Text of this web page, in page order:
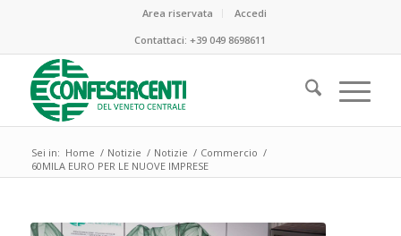
Area riservata
Accedi
Contattaci:+39 049 8698611
Sei in: Home / Notizie / Notizie / Commercio /
60MILA EURO PER LE NUOVE IMPRESE